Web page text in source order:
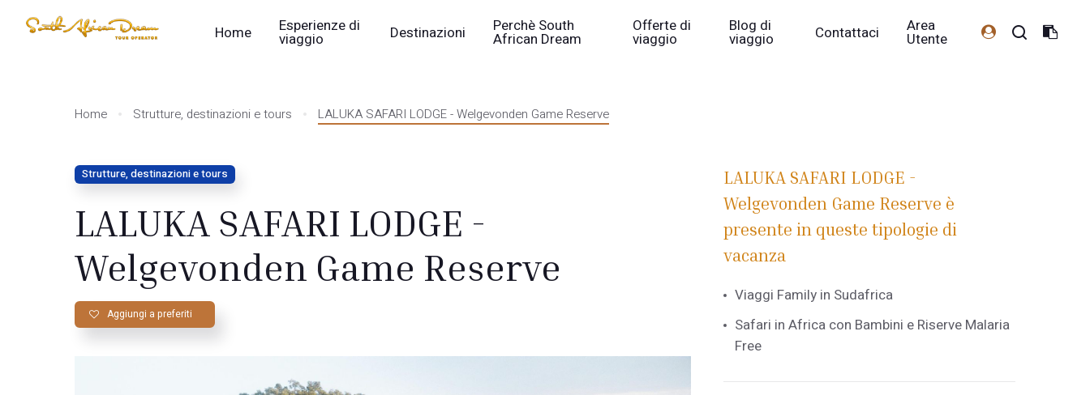
Home Esperienze di
viaggio Destinazioni Perchè South
African Dream
Offerte di
viaggio
Blog di
viaggio Contattaci Area
Utente
Home Strutture, destinazioni e tours LALUKA SAFARI LODGE - Welgevonden Game Reserve
Strutture, destinazioni e tours
LALUKA SAFARI LODGE -
Welgevonden Game Reserve
Aggiungi a preferiti
LALUKA SAFARI LODGE -
Welgevonden Game Reserve è
presente in queste tipologie di
vacanza
Viaggi Family in Sudafrica
Safari in Africa con Bambini e Riserve Malaria
Free